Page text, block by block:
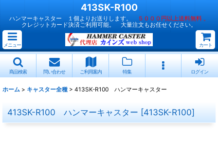
413SK-R100
ハンマーキャスター １個よりお送りします。
５０００円以上送料無料 。
クレジットカード決済ご利用可能。 大量注文もお任せください。
メニュー カート
商品検索 問い合わせ ご利用案内 特集 ログイン
ホーム > キャスター全種 > 413SK-R100 ハンマーキャスター
413SK-R100 ハンマーキャスター [413SK-R100]